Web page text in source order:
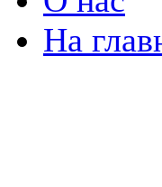
На